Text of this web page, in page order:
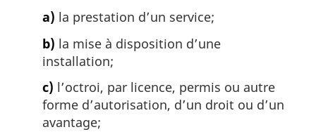
a) la prestation d’un service;
b) la mise à disposition d’une
installation;
c) l’octroi, par licence, permis ou autre
forme d’autorisation, d’un droit ou d’un
avantage;